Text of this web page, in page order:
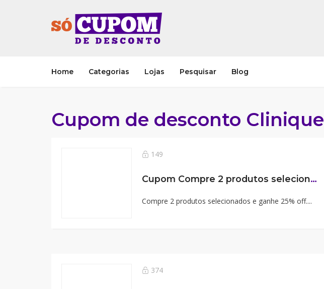
Home Categorias Lojas Pesquisar Blog
Cupom de desconto Clinique
149
Cupom Compre 2 produtos selecionados e ganhe 25% off.
Compre 2 produtos selecionados e ganhe 25% off....
374